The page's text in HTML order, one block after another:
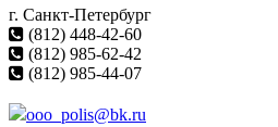
г. Санкт-Петербург
(812) 448-42-60
(812) 985-62-42
(812) 985-44-07
ooo_polis@bk.ru